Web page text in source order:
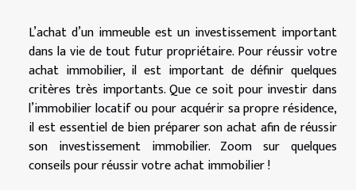
L’achat d’un immeuble est un investissement important
dans la vie de tout futur propriétaire. Pour réussir votre
achat immobilier, il est important de définir quelques
critères très importants. Que ce soit pour investir dans
l’immobilier locatif ou pour acquérir sa propre résidence,
il est essentiel de bien préparer son achat afin de réussir
son investissement immobilier. Zoom sur quelques
conseils pour réussir votre achat immobilier !